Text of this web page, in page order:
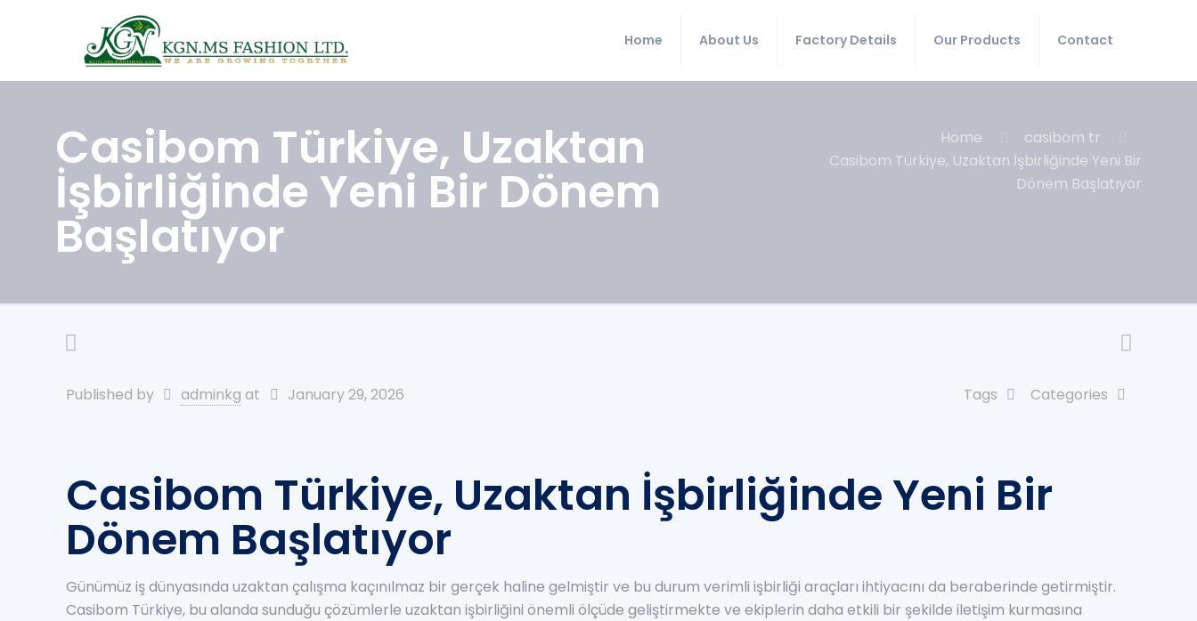
Home About Us Factory Details Our Products Contact
Casibom Türkiye, Uzaktan
İşbirliğinde Yeni Bir Dönem
Başlatıyor
Home
casibom tr
Casibom Türkiye, Uzaktan İşbirliğinde Yeni Bir
Dönem Başlatıyor
Published by adminkg at January 29, 2026 Categories
Tags
Casibom Türkiye, Uzaktan İşbirliğinde Yeni Bir
Dönem Başlatıyor
Günümüz iş dünyasında uzaktan çalışma kaçınılmaz bir gerçek haline gelmiştir ve bu durum verimli işbirliği araçları ihtiyacını da beraberinde getirmiştir.
Casibom Türkiye, bu alanda sunduğu çözümlerle uzaktan işbirliğini önemli ölçüde geliştirmekte ve ekiplerin daha etkili bir şekilde iletişim kurmasına